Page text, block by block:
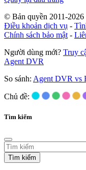
© Bản quyền 2011-
Điều khoản dịch vụ -
Chính sách bảo mật -
Người dùng mới? Truy
Agent DVR
So sánh: Agent DVR vs
Chủ đề:
Tìm kiếm
Tìm kiếm